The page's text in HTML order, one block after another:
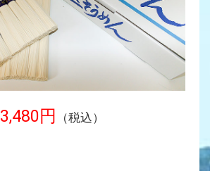
3,480円 （税込）